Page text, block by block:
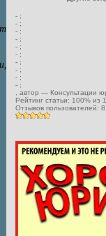
- ;
- ;
- ;
- ;
- ;
- ;
- ;
- ;
- ;
- ;
, автор — Консультации
Рейтинг статьи: 100% из
Отзывов пользователей: 8